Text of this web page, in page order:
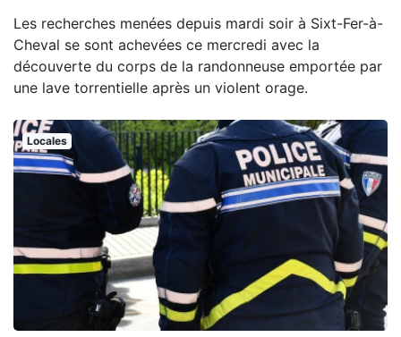
Les recherches menées depuis mardi soir à Sixt-Fer-à-
Cheval se sont achevées ce mercredi avec la
découverte du corps de la randonneuse emportée par
une lave torrentielle après un violent orage.
Locales